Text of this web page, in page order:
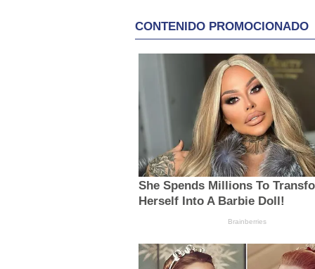
CONTENIDO PROMOCIONADO
She Spends Millions To
Herself Into A Barbie Doll!
Brainberries